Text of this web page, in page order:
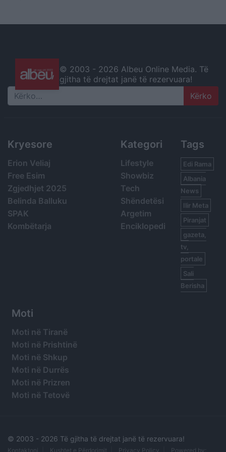
© 2003 - 2026 Albeu Online Media. Të
gjitha të drejtat janë të rezervuara!
Search
Kryesore
Erion Veliaj
Free Esim
Zgjedhjet 2025
Belinda Balluku
SPAK
Kombëtarja
Kategori
Lifestyle
Showbiz
Tech
Shëndetësi
Argetim
Enciklopedi
Tags
Edi Rama
Albania
News
Ilir Meta
Piranjat
gazeta,
tv,
portale
Sali
Berisha
Moti
Moti në Tiranë
Moti në Prishtinë
Moti në Shkup
Moti në Durrës
Moti në Prizren
Moti në Tetovë
© 2003 - 2026 Të gjitha të drejtat janë të rezervuara!
Kontaktoni Kushtet e Përdorimit Privacy Policy Powered by: